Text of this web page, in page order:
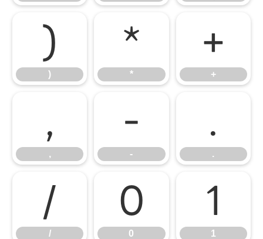
)
)
*
*
+
+
,
,
-
-
.
.
/
/
0
0
1
1